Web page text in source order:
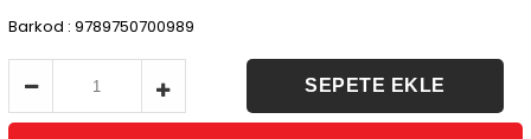
Barkod : 9789750700989